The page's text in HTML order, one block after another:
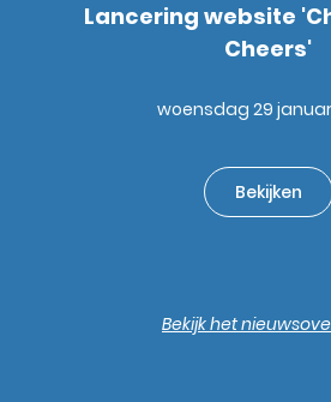
Lancering website
Cheers'
woensdag 29
Bekijken
Bekijk het